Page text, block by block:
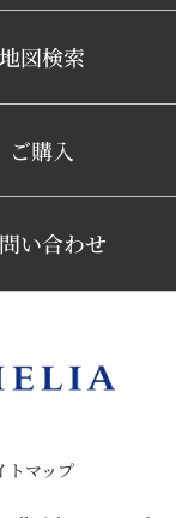
地図検索
ご購入
い合わせ
トマップ